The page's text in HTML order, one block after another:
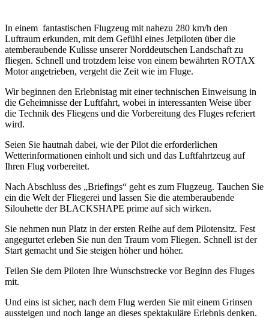
In einem fantastischen Flugzeug mit nahezu 280 km/h den
Luftraum erkunden, mit dem Gefühl eines Jetpiloten über die
atemberaubende Kulisse unserer Norddeutschen Landschaft zu
fliegen. Schnell und trotzdem leise von einem bewährten ROTAX
Motor angetrieben, vergeht die Zeit wie im Fluge.
Wir beginnen den Erlebnistag mit einer technischen Einweisung in
die Geheimnisse der Luftfahrt, wobei in interessanten Weise über
die Technik des Fliegens und die Vorbereitung des Fluges referiert
wird.
Seien Sie hautnah dabei, wie der Pilot die erforderlichen
Wetterinformationen einholt und sich und das Luftfahrtzeug auf
Ihren Flug vorbereitet.
Nach Abschluss des „Briefings“ geht es zum Flugzeug. Tauchen Sie
ein die Welt der Fliegerei und lassen Sie die atemberaubende
Silouhette der BLACKSHAPE prime auf sich wirken.
Sie nehmen nun Platz in der ersten Reihe auf dem Pilotensitz. Fest
angegurtet erleben Sie nun den Traum vom Fliegen. Schnell ist der
Start gemacht und Sie steigen höher und höher.
Teilen Sie dem Piloten Ihre Wunschstrecke vor Beginn des Fluges
mit.
Und eins ist sicher, nach dem Flug werden Sie mit einem Grinsen
aussteigen und noch lange an dieses spektakuläre Erlebnis denken.